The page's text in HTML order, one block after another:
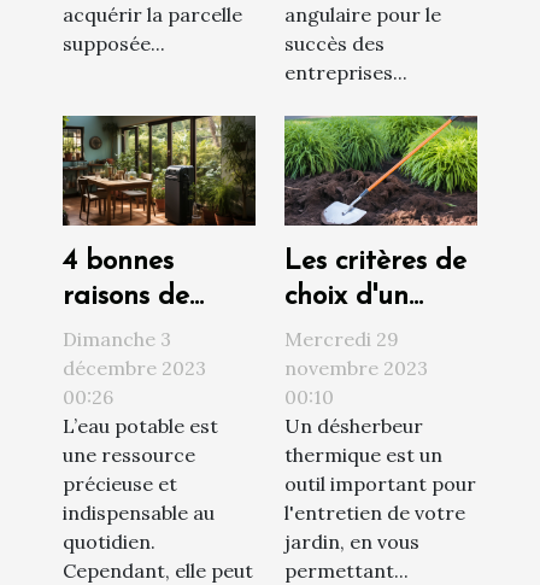
acquérir la parcelle
supposée...
angulaire pour le
succès des
entreprises...
4 bonnes
raisons de
faire installer
un adoucisseur
d’eau chez soi
Dimanche 3
décembre 2023
00:26
L’eau potable est
une ressource
précieuse et
indispensable au
quotidien.
Cependant, elle peut
Les critères de
choix d'un
désherbeur
thermique
Mercredi 29
novembre 2023
00:10
Un désherbeur
thermique est un
outil important pour
l'entretien de votre
jardin, en vous
permettant...